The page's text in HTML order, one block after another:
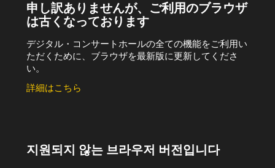
申し訳ありませんが、ご利用のブラウザ
は古くなっております
デジタル・コンサートホールの全ての機能をご利用い
ただくために、ブラウザを最新版に更新してくださ
い。
詳細はこちら
지원되지 않는 브라우저 버전입니다